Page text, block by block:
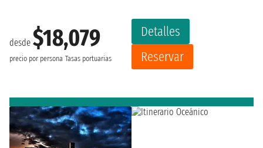
desde $18,079
precio por persona Tasas portuarias
Detalles
Reservar